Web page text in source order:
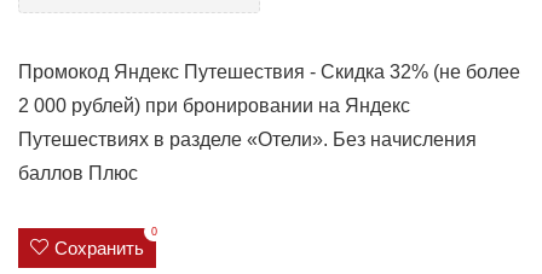
Промокод Яндекс Путешествия - Скидка 32% (не более
2 000 рублей) при бронировании на Яндекс
Путешествиях в разделе «Отели». Без начисления
баллов Плюс
Сохранить
0